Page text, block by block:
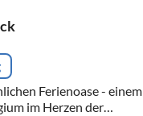
Ferienoase - einem
im Herzen der